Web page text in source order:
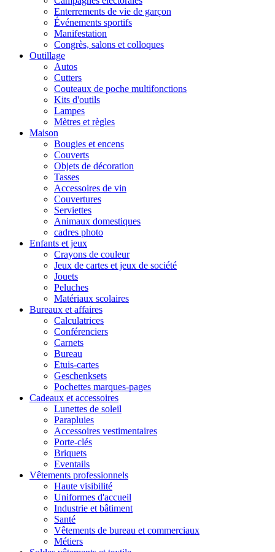
Enterrements de vie de garçon
Événements sportifs
Manifestation
Congrès, salons et colloques
Outillage
Autos
Cutters
Couteaux de poche multifonctions
Kits d'outils
Lampes
Mètres et règles
Maison
Bougies et encens
Couverts
Objets de décoration
Tasses
Accessoires de vin
Couvertures
Serviettes
Animaux domestiques
cadres photo
Enfants et jeux
Crayons de couleur
Jeux de cartes et jeux de société
Jouets
Peluches
Matériaux scolaires
Bureaux et affaires
Calculatrices
Conférenciers
Carnets
Bureau
Etuis-cartes
Geschenksets
Pochettes marques-pages
Cadeaux et accessoires
Lunettes de soleil
Parapluies
Accessoires vestimentaires
Porte-clés
Briquets
Eventails
Vêtements professionnels
Haute visibilité
Uniformes d'accueil
Industrie et bâtiment
Santé
Vêtements de bureau et commerciaux
Métiers